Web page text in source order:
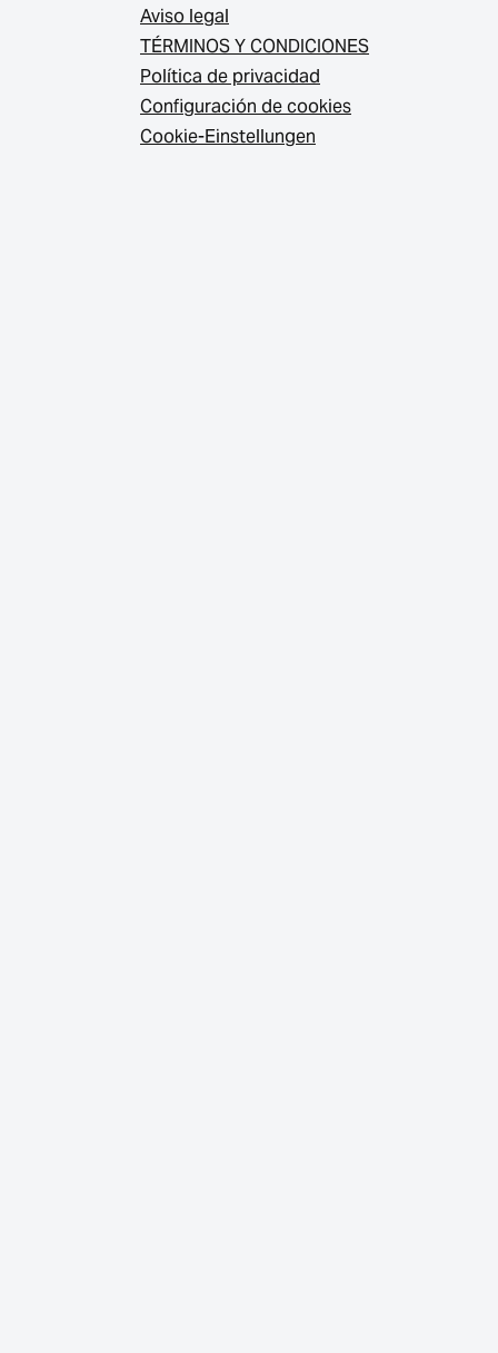
Aviso legal
TÉRMINOS Y CONDICIONES
Política de privacidad
Configuración de cookies
Cookie-Einstellungen